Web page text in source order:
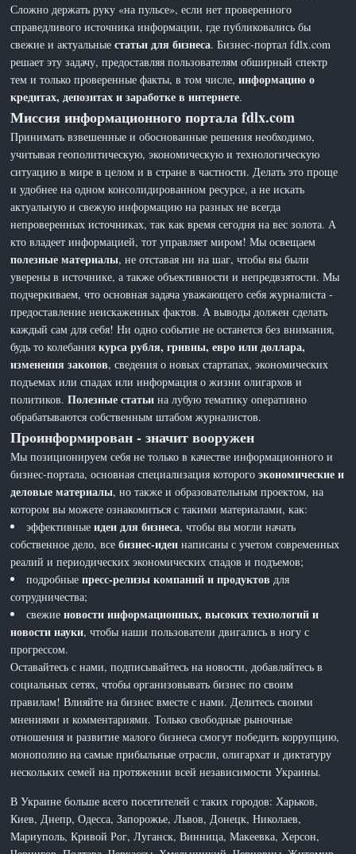
Сложно держать руку «на пульсе», если нет проверенного
справедливого источника информации, где публиковались бы
свежие и актуальныестатьи для бизнеса. Бизнес-портал fdlx.com
решает эту задачу, предоставляя пользователям обширный спектр
тем и только проверенные факты, в том числе,информацию о
кредитах, депозитах и заработке в интернете.
Миссия информационного портала fdlx.com
Принимать взвешенные и обоснованные решения необходимо,
учитывая геополитическую, экономическую и технологическую
ситуацию в мире в целом и в стране в частности. Делать это проще
и удобнее на одном консолидированном ресурсе, а не искать
актуальную и свежую информацию на разных не всегда
непроверенных источниках, так как время сегодня на вес золота. А
кто владеет информацией, тот управляет миром! Мы освещаем
полезные материалы, не отставая ни на шаг, чтобы вы были
уверены в источнике, а также объективности и непредвзятости. Мы
подчеркиваем, что основная задача уважающего себя журналиста -
предоставление неискаженных фактов. А выводы должен сделать
каждый сам для себя! Ни одно событие не останется без внимания,
будь то колебаниякурса рубля, гривны, евро или доллара,
изменения законов, сведения о новых стартапах, экономических
подъемах или спадах или информация о жизни олигархов и
политиков.Полезные статьи на лубую тематику оперативно
обрабатываются собственным штабом журналистов.
Проинформирован - значит вооружен
Мы позиционируем себя не только в качестве информационного и
бизнес-портала, основная специализация которогоэкономические и
деловые материалы, но также и образовательным проектом, на
котором вы можете ознакомиться с такими материалами, как:
эффективныеидеи для бизнеса, чтобы вы могли начать
собственное дело, всебизнес-идеи написаны с учетом современных
реалий и периодических экономических спадов и подъемов;
подробныепресс-релизы компаний и продуктов для
сотрудничества;
свежиеновости информационных, высоких технологий и
новости науки, чтобы наши пользователи двигались в ногу с
прогрессом.
Оставайтесь с нами, подписывайтесь на новости, добавляйтесь в
социальных сетях, чтобы организовывать бизнес по своим
правилам! Влияйте на бизнес вместе с нами. Делитесь своими
мнениями и комментариями. Только свободные рыночные
отношения и развитие малого бизнеса смогут победить коррупцию,
монополию на самые прибыльные отрасли, олигархат и диктатуру
нескольких семей на протяжении всей независимости Украины.
В Украине больше всего посетителей с таких городов: Харьков,
Киев, Днепр, Одесса, Запорожье, Львов, Донецк, Николаев,
Мариуполь, Кривой Рог, Луганск, Винница, Макеевка, Херсон,